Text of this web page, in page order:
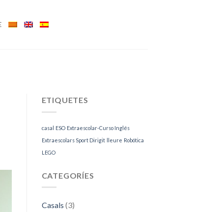
ETIQUETES
casal ESO Extraescolar-Curso Inglés
Extraescolars Sport Dirigit lleure Robótica
LEGO
CATEGORÍES
Casals (3)